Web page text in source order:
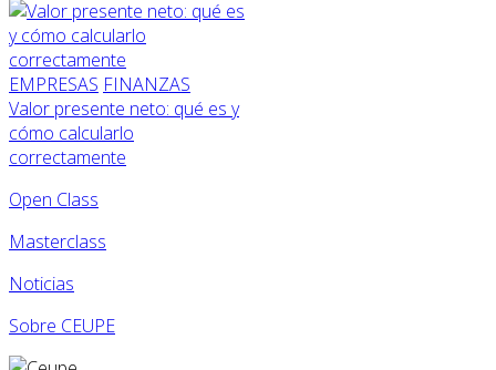
EMPRESAS FINANZAS
Valor presente neto: qué es y
cómo calcularlo
correctamente
Open Class
Masterclass
Noticias
Sobre CEUPE